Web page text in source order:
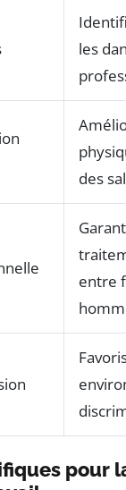
les
des
entre
pour